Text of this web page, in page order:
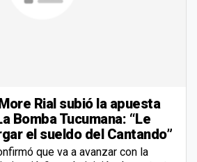
Rial subió la apuesta
Bomba Tucumana: “Le
el sueldo del Cantando”
que va a avanzar con la